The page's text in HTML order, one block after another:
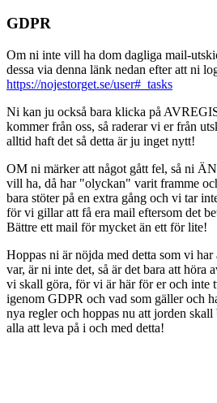
GDPR
Om ni inte vill ha dom dagliga mail-
dessa via denna länk nedan efter att ni
https://nojestorget.se/user#_tasks
Ni kan ju också bara klicka på
kommer från oss, så raderar vi er från
alltid haft det så detta är ju inget nytt!
OM ni märker att något gått fel, så ni
vill ha, då har "olyckan" varit framme
bara stöter på en extra gång och vi tar
för vi gillar att få era mail eftersom det
Bättre ett mail för mycket än ett för lite!
Hoppas ni är nöjda med detta som vi har
var, är ni inte det, så är det bara att höra
vi skall göra, för vi är här för er och inte
igenom GDPR och vad som gäller och
nya regler och hoppas nu att jorden
alla att leva på i och med detta!